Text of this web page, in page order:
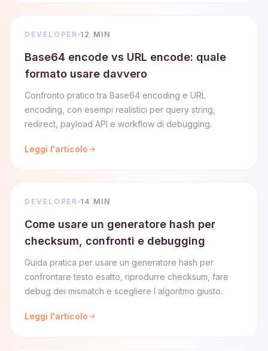
DEVELOPER 12 MIN
Base64 encode vs URL encode: quale
formato usare davvero
Confronto pratico tra Base64 encoding e URL
encoding, con esempi realistici per query string,
redirect, payload API e workflow di debugging.
Leggi l'articolo
DEVELOPER 14 MIN
Come usare un generatore hash per
checksum, confronti e debugging
Guida pratica per usare un generatore hash per
confrontare testo esatto, riprodurre checksum, fare
debug dei mismatch e scegliere l algoritmo giusto.
Leggi l'articolo